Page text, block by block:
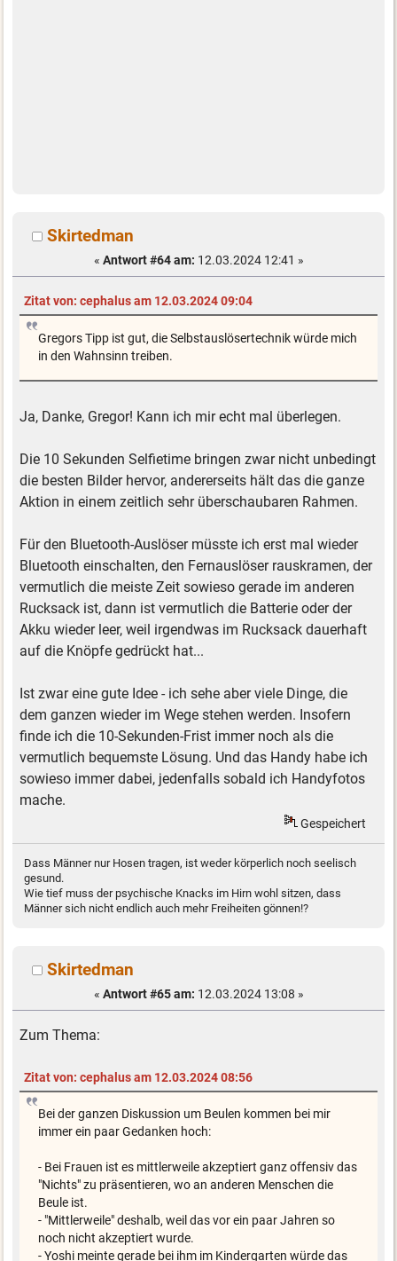
Skirtedman
« Antwort #64 am: 12.03.2024 12:41 »
Zitat von: cephalus am 12.03.2024 09:04
Gregors Tipp ist gut, die Selbstauslösertechnik würde mich
in den Wahnsinn treiben.
Ja, Danke, Gregor! Kann ich mir echt mal überlegen.
Die 10 Sekunden Selfietime bringen zwar nicht unbedingt
die besten Bilder hervor, andererseits hält das die ganze
Aktion in einem zeitlich sehr überschaubaren Rahmen.
Für den Bluetooth-Auslöser müsste ich erst mal wieder
Bluetooth einschalten, den Fernauslöser rauskramen, der
vermutlich die meiste Zeit sowieso gerade im anderen
Rucksack ist, dann ist vermutlich die Batterie oder der
Akku wieder leer, weil irgendwas im Rucksack dauerhaft
auf die Knöpfe gedrückt hat...
Ist zwar eine gute Idee - ich sehe aber viele Dinge, die
dem ganzen wieder im Wege stehen werden. Insofern
finde ich die 10-Sekunden-Frist immer noch als die
vermutlich bequemste Lösung. Und das Handy habe ich
sowieso immer dabei, jedenfalls sobald ich Handyfotos
mache.
Gespeichert
Dass Männer nur Hosen tragen, ist weder körperlich noch seelisch
gesund.
Wie tief muss der psychische Knacks im Hirn wohl sitzen, dass
Männer sich nicht endlich auch mehr Freiheiten gönnen!?
Skirtedman
« Antwort #65 am: 12.03.2024 13:08 »
Zum Thema:
Zitat von: cephalus am 12.03.2024 08:56
Bei der ganzen Diskussion um Beulen kommen bei mir
immer ein paar Gedanken hoch:
- Bei Frauen ist es mittlerweile akzeptiert ganz offensiv das
"Nichts" zu präsentieren, wo an anderen Menschen die
Beule ist.
- "Mittlerweile" deshalb, weil das vor ein paar Jahren so
noch nicht akzeptiert wurde.
- Yoshi meinte gerade bei ihm im Kindergarten würde das